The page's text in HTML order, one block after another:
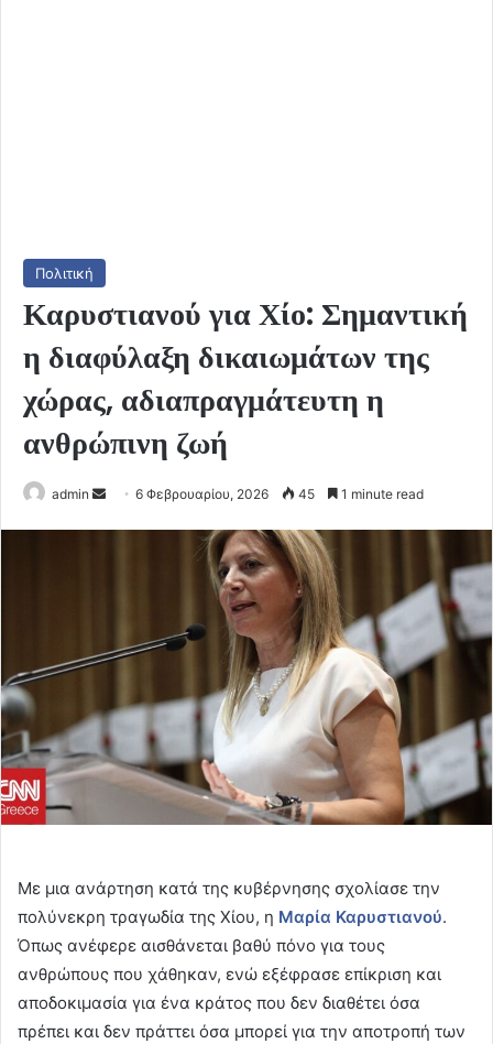
Πολιτική
Καρυστιανού για Χίο: Σημαντική
η διαφύλαξη δικαιωμάτων της
χώρας, αδιαπραγμάτευτη η
ανθρώπινη ζωή
admin
Send6 Φεβρουαρίου, 2026 45 1 minute read
Με μια ανάρτηση κατά της κυβέρνησης σχολίασε την
πολύνεκρη τραγωδία της Χίου, η Μαρία Καρυστιανού.
Όπως ανέφερε αισθάνεται βαθύ πόνο για τους
ανθρώπους που χάθηκαν, ενώ εξέφρασε επίκριση και
αποδοκιμασία για ένα κράτος που δεν διαθέτει όσα
πρέπει και δεν πράττει όσα μπορεί για την αποτροπή των